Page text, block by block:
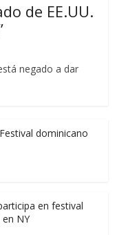
de EE.UU.
negado a dar
dominicano
en festival
NY